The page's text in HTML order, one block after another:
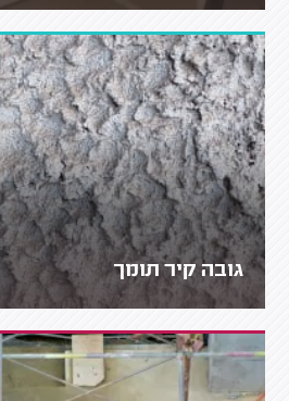
גובה קיר תומך